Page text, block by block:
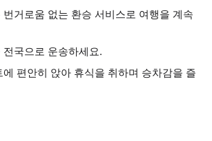
거로움 없는 환승 서비스로 여행을 계속
국으로 운송하세요.
편안히 앉아 휴식을 취하며 승차감을 즐